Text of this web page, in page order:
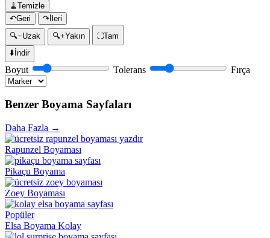
🧹 Temizle
↶Geri ↷İleri
🔍−Uzak 🔍+Yakın ⛶Tam
⬇️İndir
Boyut Tolerans Fırça
Benzer Boyama Sayfaları
Daha Fazla →
Rapunzel Boyaması
Pikaçu Boyama
Zoey Boyaması
Popüler
Elsa Boyama Kolay